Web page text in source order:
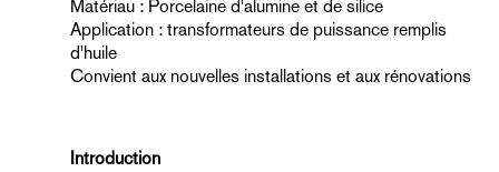
Matériau : Porcelaine d'alumine et de silice
Application : transformateurs de puissance remplis
d'huile
Convient aux nouvelles installations et aux rénovations
Introduction